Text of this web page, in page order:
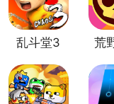
乱斗堂3
荒
工